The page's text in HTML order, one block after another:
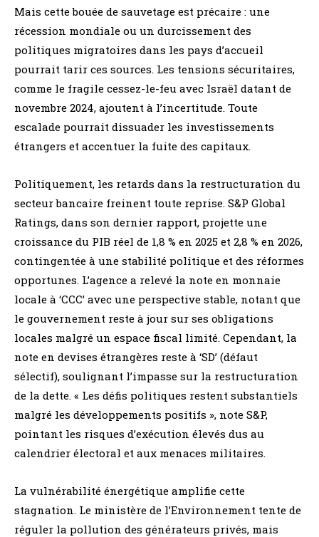
Mais cette bouée de sauvetage est précaire : une
récession mondiale ou un durcissement des
politiques migratoires dans les pays d’accueil
pourrait tarir ces sources. Les tensions sécuritaires,
comme le fragile cessez-le-feu avec Israël datant de
novembre 2024, ajoutent à l’incertitude. Toute
escalade pourrait dissuader les investissements
étrangers et accentuer la fuite des capitaux.
Politiquement, les retards dans la restructuration du
secteur bancaire freinent toute reprise. S&P Global
Ratings, dans son dernier rapport, projette une
croissance du PIB réel de 1,8 % en 2025 et 2,8 % en 2026,
contingentée à une stabilité politique et des réformes
opportunes. L’agence a relevé la note en monnaie
locale à ‘CCC’ avec une perspective stable, notant que
le gouvernement reste à jour sur ses obligations
locales malgré un espace fiscal limité. Cependant, la
note en devises étrangères reste à ‘SD’ (défaut
sélectif), soulignant l’impasse sur la restructuration
de la dette. « Les défis politiques restent substantiels
malgré les développements positifs », note S&P,
pointant les risques d’exécution élevés dus au
calendrier électoral et aux menaces militaires.
La vulnérabilité énergétique amplifie cette
stagnation. Le ministère de l’Environnement tente de
réguler la pollution des générateurs privés, mais